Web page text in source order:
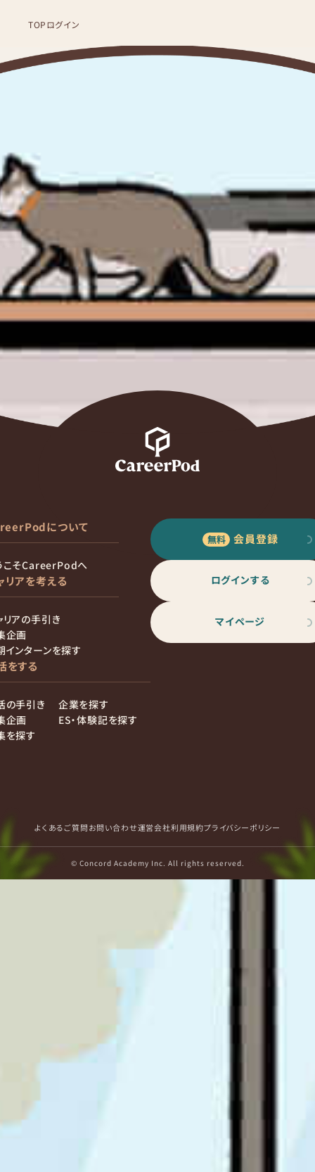
TOPログイン
について
こそCareerPodへ
リアを考える
リアの手引き
企画
インターンを探す
をする
の手引き
企画
を探す
企業を探す
ES・体験記を探す
会員登録
ログインする
マイページ
よくあるご質問お問い合わせ運営会社利用規約プライバシーポリシー
© Concord Academy Inc. All rights reserved.